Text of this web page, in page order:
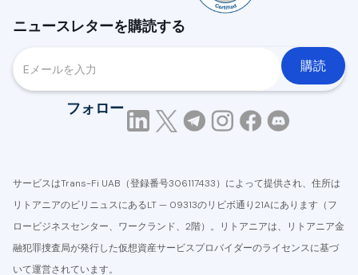
ニュースレターを購読する
フォロー
サービスはTrans-Fi UAB（登録番号306117433）によって提供され、住所は
リトアニアのビリニュスにあるLT — 09313のリビボ通り21Aにあります（フ
ロービジネスセンター、ワークランド、2階）。リトアニアは、リトアニア金
融犯罪捜査局が発行した仮想資産サービスプロバイダーのライセンスに基づ
いて運営されています。